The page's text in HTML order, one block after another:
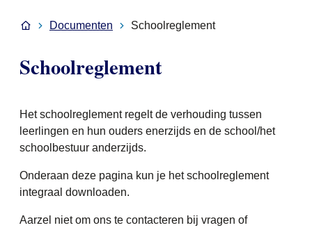
Startpagina
Documenten Schoolreglement
Schoolreglement
Het schoolreglement regelt de verhouding tussen
leerlingen en hun ouders enerzijds en de school/het
schoolbestuur anderzijds.
Onderaan deze pagina kun je het schoolreglement
integraal downloaden.
Aarzel niet om ons te contacteren bij vragen of